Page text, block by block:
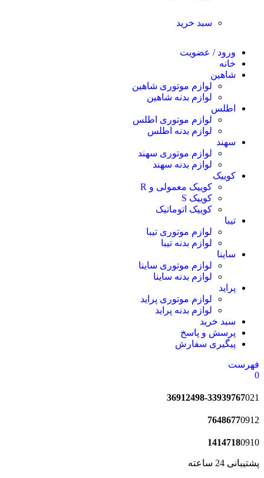
سبد خرید
ورود / عضویت
خانه
شاهین
لوازم موتوری شاهین
لوازم بدنه شاهین
اطلس
لوازم موتوری اطلس
لوازم بدنه اطلس
سهند
لوازم موتوری سهند
لوازم بدنه سهند
کوییک
کوییک معمولی و R
کوییک S
کوییک اتوماتیک
تیبا
لوازم موتوری تیبا
لوازم بدنه تیبا
ساینا
لوازم موتوری ساینا
لوازم بدنه ساینا
پراید
لوازم موتوری پراید
لوازم بدنه پراید
سبد خرید
پرسش و پاسخ
پیگیری سفارش
فهرست
0
36912498-33939767021
76486770912
14147180910
پشتیبانی 24 ساعته